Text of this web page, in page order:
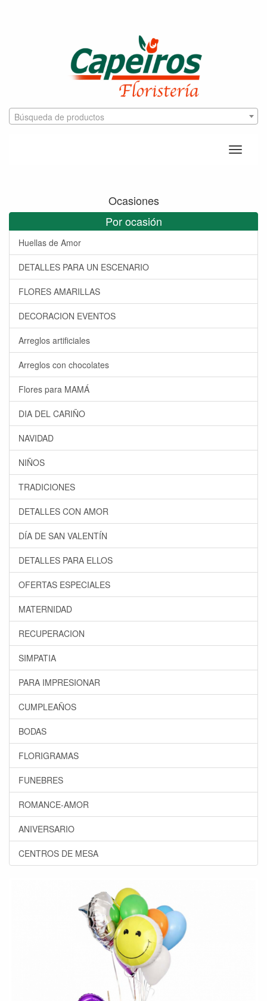
Búsqueda de productos
Toggle
Ocasiones
Por ocasión
Huellas de Amor
DETALLES PARA UN ESCENARIO
FLORES AMARILLAS
DECORACION EVENTOS
Arreglos artificiales
Arreglos con chocolates
Flores para MAMÁ
DIA DEL CARIÑO
NAVIDAD
NIÑOS
TRADICIONES
DETALLES CON AMOR
DÍA DE SAN VALENTÍN
DETALLES PARA ELLOS
OFERTAS ESPECIALES
MATERNIDAD
RECUPERACION
SIMPATIA
PARA IMPRESIONAR
CUMPLEAÑOS
BODAS
FLORIGRAMAS
FUNEBRES
ROMANCE-AMOR
ANIVERSARIO
CENTROS DE MESA